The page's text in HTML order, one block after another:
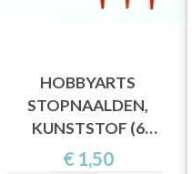
HOBBYARTS
STOPNAALDEN,
KUNSTSTOF (6
NAALDEN)
€ 1,50